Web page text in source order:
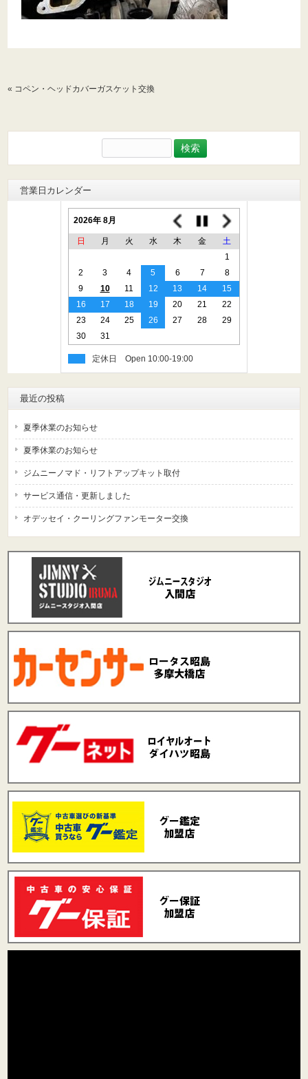
« コペン・ヘッドカバーガスケット交換
索:
営業日カレンダー
2026年 8月
日 月 火 水 木 金
土
1
2
3 4 5 6 7
8
9
10 11 12 13 14
15
16
17 18 19 20 21
22
23
24 25 26 27 28
29
30
31
定休日
最近の投稿
夏季休業のお知らせ
夏季休業のお知らせ
ジムニーノマド・リフトアップキット取付
サービス通信・更新しました
オデッセイ・クーリングファンモーター交換